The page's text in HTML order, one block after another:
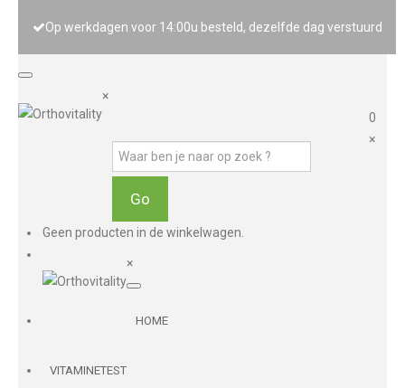
Op werkdagen voor 14:00u besteld, dezelfde dag verstuurd
×
0
×
Geen producten in de winkelwagen.
×
HOME
VITAMINETEST